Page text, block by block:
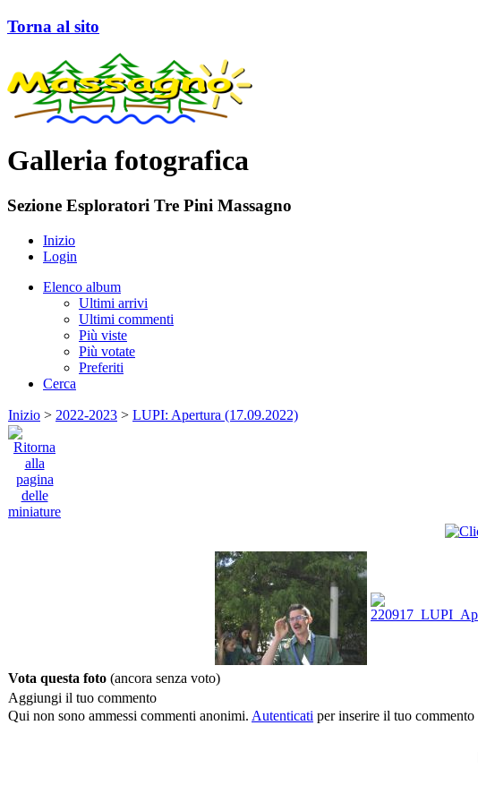
Torna al sito
Galleria fotografica
Sezione Esploratori Tre Pini Massagno
Inizio
Login
Elenco album
Ultimi arrivi
Ultimi commenti
Più viste
Più votate
Preferiti
Cerca
Inizio > 2022-2023 > LUPI: Apertura (17.09.2022)
Vota questa foto (ancora senza voto)
Aggiungi il tuo commento
Qui non sono ammessi commenti anonimi. Autenticati per inserire il tuo commento